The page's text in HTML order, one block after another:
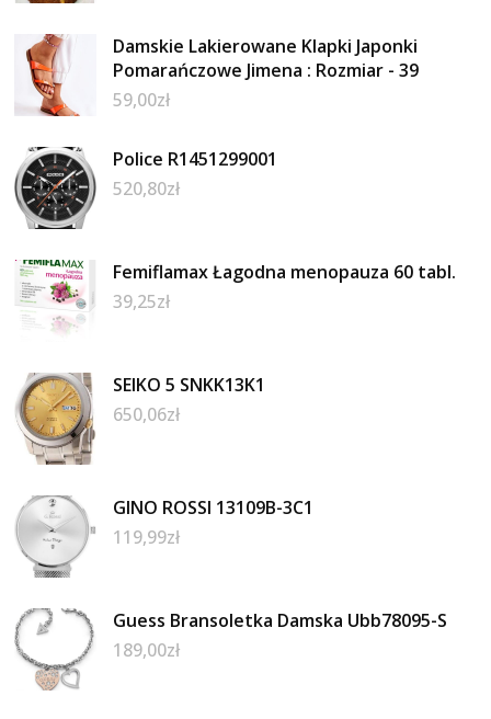
Damskie Lakierowane Klapki Japonki
Pomarańczowe Jimena : Rozmiar - 39
59,00zł
Police R1451299001
520,80zł
Femiflamax Łagodna menopauza 60 tabl.
39,25zł
SEIKO 5 SNKK13K1
650,06zł
GINO ROSSI 13109B-3C1
119,99zł
Guess Bransoletka Damska Ubb78095-S
189,00zł